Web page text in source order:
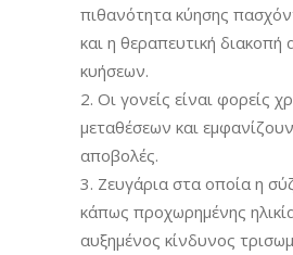
πιθανότητα κύησης
και η θεραπευτική
κυήσεων.
Οι γονείς είναι φορείς
μεταθέσεων και
αποβολές.
Ζευγάρια στα οποία η
κάπως προχωρημένης
αυξημένος κίνδυνος